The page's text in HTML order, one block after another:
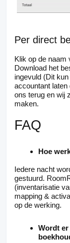
Per direct
Klik op de naam
Download het
ingevuld (Dit
accountant laten
ons terug en wij
maken.
FAQ
Hoe
Iedere nacht
gestuurd.
(inventarisatie
mapping &
op de werking.
Wordt